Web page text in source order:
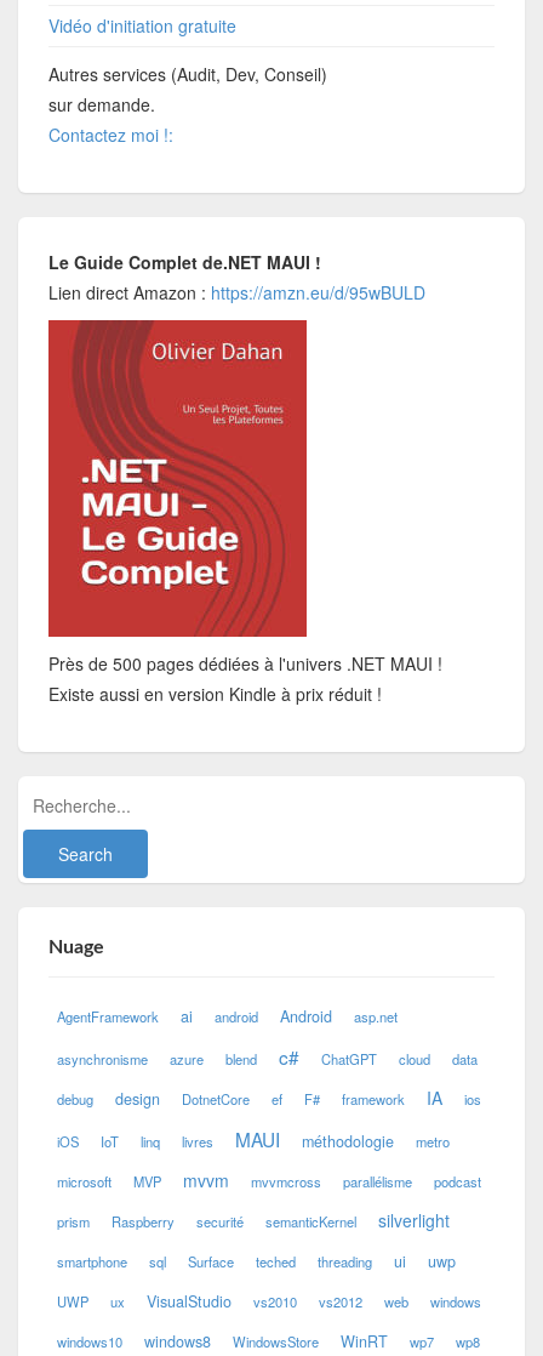
Vidéo d'initiation gratuite
Autres services (Audit, Dev, Conseil)
sur demande.
Contactez moi !:
Le Guide Complet de.NET MAUI !
Lien direct Amazon : https://amzn.eu/d/95wBULD
Près de 500 pages dédiées à l'univers .NET MAUI !
Existe aussi en version Kindle à prix réduit !
Nuage
AgentFramework ai android Android asp.net
asynchronisme azure blend c# ChatGPT cloud data
debug design DotnetCore ef F# framework IA ios
iOS IoT linq livres MAUI méthodologie metro
microsoft MVP mvvm mvvmcross parallélisme podcast
prism Raspberry securité semanticKernel silverlight
smartphone sql Surface teched threading ui uwp
UWP ux VisualStudio vs2010 vs2012 web windows
windows10 windows8 WindowsStore WinRT wp7 wp8